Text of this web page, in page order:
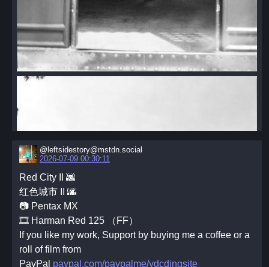
@leftsidestory@mstdn.social
2026-07-09 00:30:11
Red City II 🌆
红色城市 II 🌆
📷 Pentax MX
🎞️ Harman Red 125 （FF）
If you like my work, Support by buying me a coffee or a
roll of film from
PayPal paypal.com/paypalme/ydcdingsite